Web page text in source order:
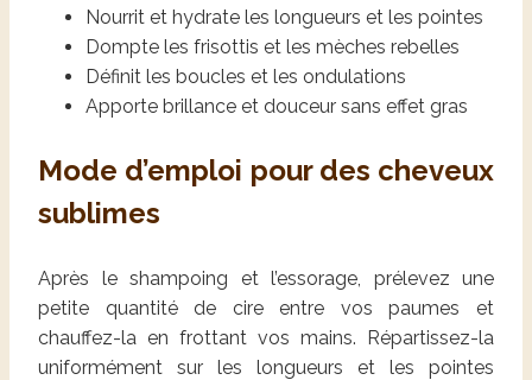
Nourrit et hydrate les longueurs et les pointes
Dompte les frisottis et les mèches rebelles
Définit les boucles et les ondulations
Apporte brillance et douceur sans effet gras
Mode d’emploi pour des cheveux
sublimes
Après le shampoing et l’essorage, prélevez une
petite quantité de cire entre vos paumes et
chauffez-la en frottant vos mains. Répartissez-la
uniformément sur les longueurs et les pointes